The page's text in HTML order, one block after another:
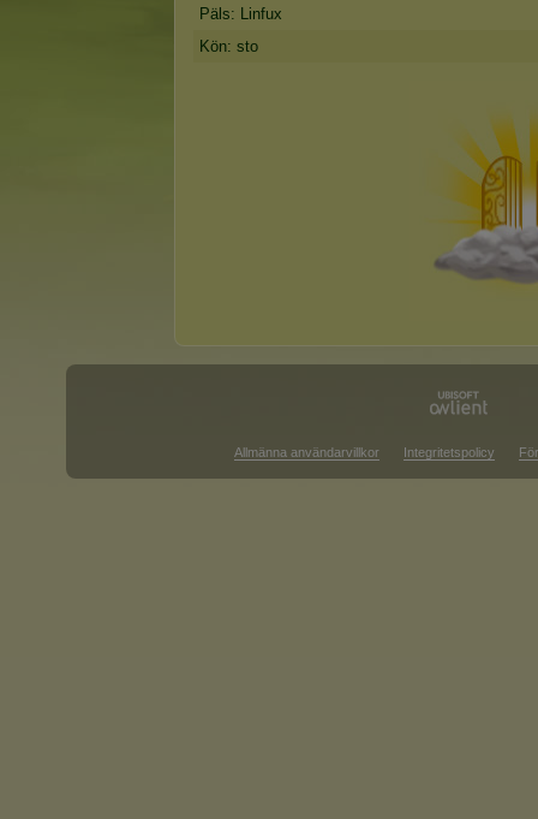
Päls: Linfux
Kön: sto
Allmänna användarvillkor Integritetspolicy